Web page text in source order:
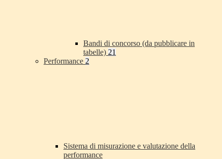
Bandi di concorso (da pubblicare in
tabelle) 21
Performance 2
Sistema di misurazione e valutazione della
performance